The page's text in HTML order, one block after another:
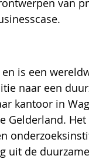
van
is een
naar een
kantoor in
Gelderland.
uit de